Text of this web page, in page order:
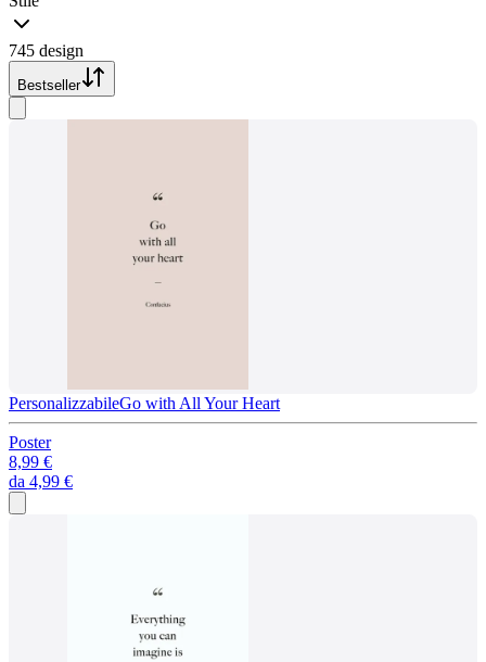
745 design
Bestseller
PersonalizzabileGo with All Your Heart
Poster
8,99 €
da 4,99 €